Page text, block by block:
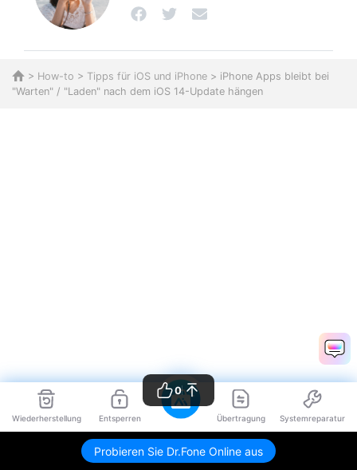
Wiederherstellung Entsperren Übertragung Systemreparatur
Probieren Sie Dr.Fone Online aus
> How-to > Tipps für iOS und iPhone > iPhone Apps bleibt bei
"Warten" / "Laden" nach dem iOS 14-Update hängen
0